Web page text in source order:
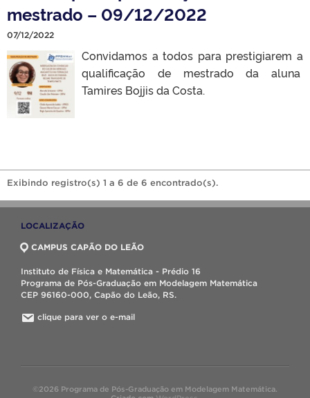
mestrado – 09/12/2022
07/12/2022
Convidamos a todos para prestigiarem a
qualificação de mestrado da aluna
Tamires Bojjis da Costa.
Exibindo registro(s) 1 a 6 de 6 encontrado(s).
LOCALIZAÇÃO
CAMPUS CAPÃO DO LEÃO
Instituto de Física e Matemática - Prédio 16
Programa de Pós-Graduação em Modelagem Matemática
CEP 96160-000, Capão do Leão, RS.
clique para ver o e-mail
©2026 Programa de Pós-Graduação em Modelagem Matemática.